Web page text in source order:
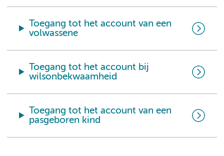
Toegang tot het account van een
volwassene
Toegang tot het account bij
wilsonbekwaamheid
Toegang tot het account van een
pasgeboren kind